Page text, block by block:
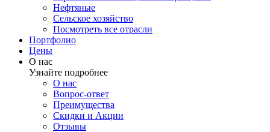
Нефтяные
Сельское хозяйство
Посмотреть все отрасли
Портфолио
Цены
О нас
Узнайте подробнее
О нас
Вопрос-ответ
Преимущества
Скидки и Акции
Отзывы